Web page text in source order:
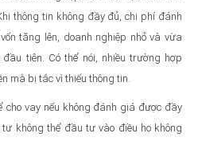
thông tin không đầy đủ, chi phí đánh
tăng lên, doanh nghiệp nhỏ và vừa
tiên. Có thể nói, nhiều trường hợp
mà bị tắc vì thiếu thông tin.
cho vay nếu không đánh giá được đầy
không thể đầu tư vào điều họ không